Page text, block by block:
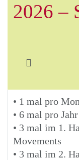
2026 –
• 1 mal pro
• 6 mal pro
• 3 mal im 1.
Movements
• 3 mal im 2.